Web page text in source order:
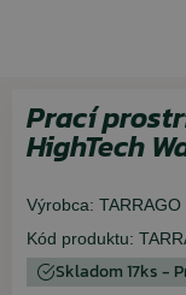
Prací
HighTech
Výrobca: TARRAGO
Kód produktu:
Skladom 17ks -